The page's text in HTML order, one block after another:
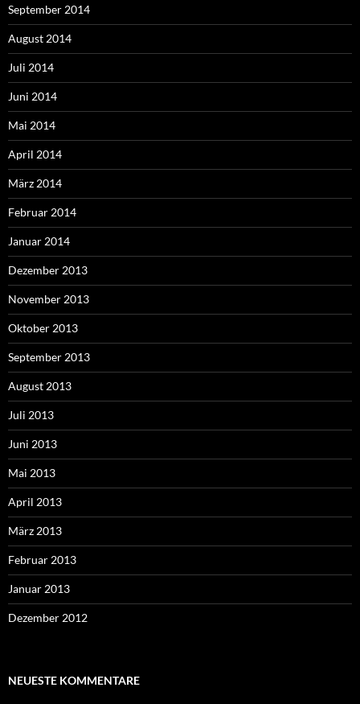
September 2014
August 2014
Juli 2014
Juni 2014
Mai 2014
April 2014
März 2014
Februar 2014
Januar 2014
Dezember 2013
November 2013
Oktober 2013
September 2013
August 2013
Juli 2013
Juni 2013
Mai 2013
April 2013
März 2013
Februar 2013
Januar 2013
Dezember 2012
NEUESTE KOMMENTARE